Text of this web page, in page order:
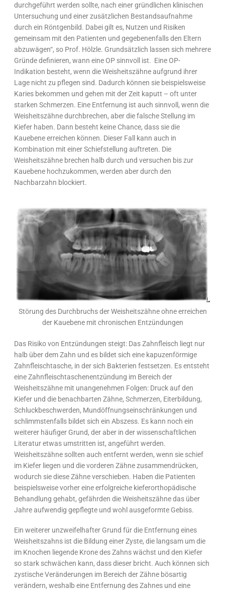
durchgeführt werden sollte, nach einer gründlichen klinischen
Untersuchung und einer zusätzlichen Bestandsaufnahme
durch ein Röntgenbild. Dabei gilt es, Nutzen und Risiken
gemeinsam mit den Patienten und gegebenenfalls den Eltern
abzuwägen“, so Prof. Hölzle. Grundsätzlich lassen sich mehrere
Gründe definieren, wann eine OP sinnvoll ist. Eine OP-
Indikation besteht, wenn die Weisheitszähne aufgrund ihrer
Lage nicht zu pflegen sind. Dadurch können sie beispielsweise
Karies bekommen und gehen mit der Zeit kaputt – oft unter
starken Schmerzen. Eine Entfernung ist auch sinnvoll, wenn die
Weisheitszähne durchbrechen, aber die falsche Stellung im
Kiefer haben. Dann besteht keine Chance, dass sie die
Kauebene erreichen können. Dieser Fall kann auch in
Kombination mit einer Schiefstellung auftreten. Die
Weisheitszähne brechen halb durch und versuchen bis zur
Kauebene hochzukommen, werden aber durch den
Nachbarzahn blockiert.
Störung des Durchbruchs der Weisheitszähne ohne erreichen
der Kauebene mit chronischen Entzündungen
Das Risiko von Entzündungen steigt: Das Zahnfleisch liegt nur
halb über dem Zahn und es bildet sich eine kapuzenförmige
Zahnfleischtasche, in der sich Bakterien festsetzen. Es entsteht
eine Zahnfleischtaschenentzündung im Bereich der
Weisheitszähne mit unangenehmen Folgen: Druck auf den
Kiefer und die benachbarten Zähne, Schmerzen, Eiterbildung,
Schluckbeschwerden, Mundöffnungseinschränkungen und
schlimmstenfalls bildet sich ein Abszess. Es kann noch ein
weiterer häufiger Grund, der aber in der wissenschaftlichen
Literatur etwas umstritten ist, angeführt werden.
Weisheitszähne sollten auch entfernt werden, wenn sie schief
im Kiefer liegen und die vorderen Zähne zusammendrücken,
wodurch sie diese Zähne verschieben. Haben die Patienten
beispielsweise vorher eine erfolgreiche kieferorthopädische
Behandlung gehabt, gefährden die Weisheitszähne das über
Jahre aufwendig gepflegte und wohl ausgeformte Gebiss.
Ein weiterer unzweifelhafter Grund für die Entfernung eines
Weisheitszahns ist die Bildung einer Zyste, die langsam um die
im Knochen liegende Krone des Zahns wächst und den Kiefer
so stark schwächen kann, dass dieser bricht. Auch können sich
zystische Veränderungen im Bereich der Zähne bösartig
verändern, weshalb eine Entfernung des Zahnes und eine